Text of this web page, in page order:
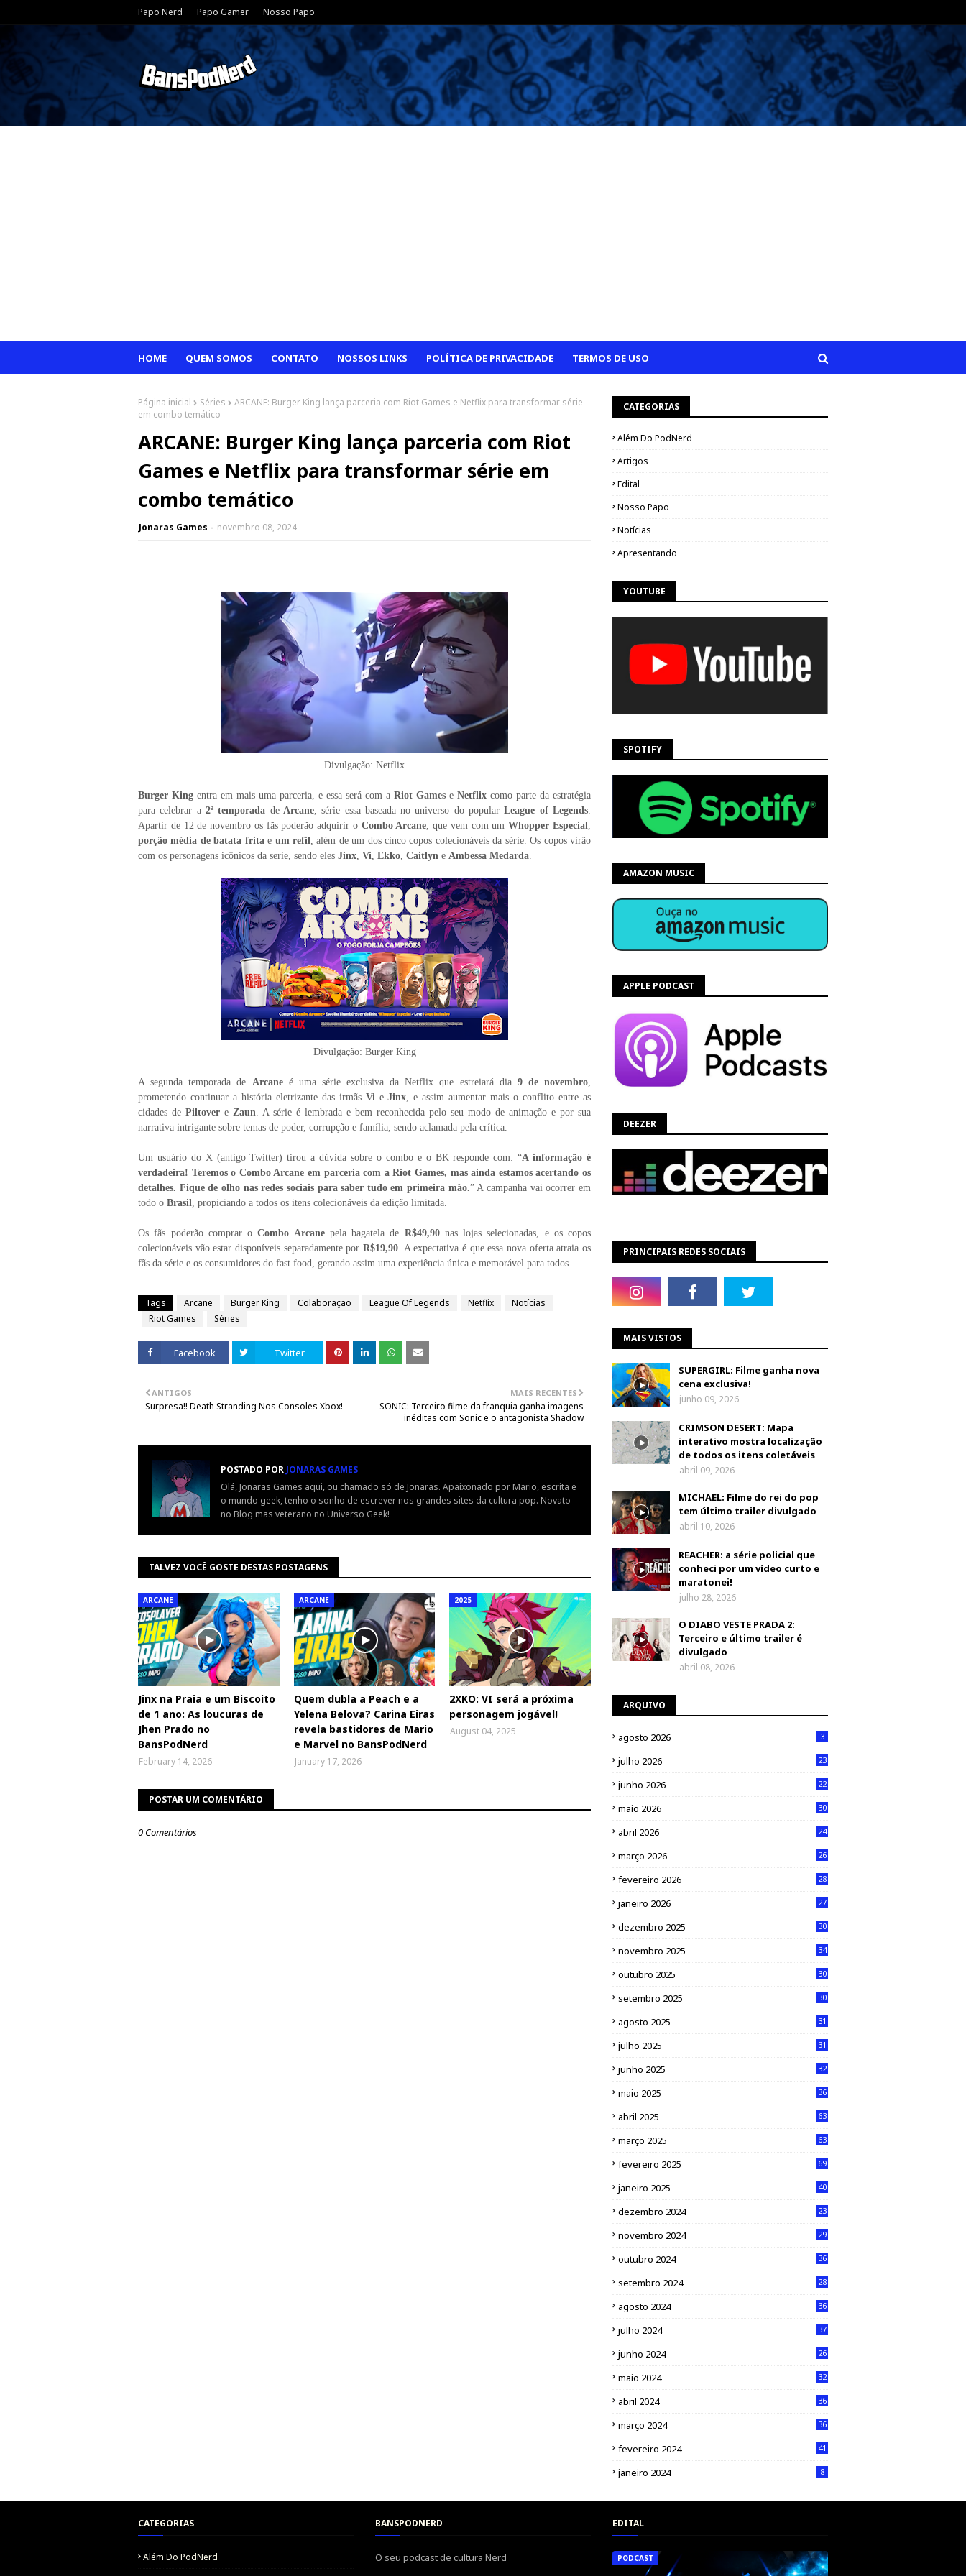
Papo Nerd Papo Gamer Nosso Papo
HOME QUEM SOMOS CONTATO NOSSOS LINKS POLÍTICA DE PRIVACIDADE TERMOS DE USO
Página inicial Séries
ARCANE: Burger King lança parceria com Riot Games e Netflix para transformar série
em combo temático
ARCANE: Burger King lança parceria com Riot
Games e Netflix para transformar série em
combo temático
Jonaras Games novembro 08, 2024
Divulgação: Netflix
Burger King entra em mais uma parceria, e essa será com a Riot Games e Netflix como parte da estratégia
para celebrar a 2ª temporada deArcane, série essa baseada no universo do popularLeague of Legends.
Apartir de 12 de novembro os fãs poderão adquirir o Combo Arcane, que vem com umWhopper Especial,
porção média de batata fritae um refil, além de um dos cinco copos colecionáveis da série. Os copos virão
com os personagens icônicos da serie, sendo eles Jinx, Vi, Ekko, Caitlyn e Ambessa Medarda.
Divulgação: Burger King
A segunda temporada de Arcane é uma série exclusiva da Netflix que estreiará dia 9 de novembro,
prometendo continuar a história eletrizante das irmãs VieJinx, e assim aumentar mais o conflito entre as
cidades de Piltover e Zaun. A série é lembrada e bem reconhecida pelo seu modo de animação e por sua
narrativa intrigante sobre temas de poder, corrupção e família, sendo aclamada pela crítica.
Um usuário do X (antigo Twitter) tirou a dúvida sobre o combo e o BK responde com: “A informação é
verdadeira! Teremos o Combo Arcane em parceria com a Riot Games, mas ainda estamos acertando os
detalhes. Fique de olho nas redes sociais para saber tudo em primeira mão.” A campanha vai ocorrer em
todo o Brasil, propiciando a todos os itens colecionáveis da edição limitada.
Os fãs poderão comprar oCombo Arcanepela bagatela de R$49,90nas lojas selecionadas, e os copos
colecionáveis vão estar disponíveis separadamente por R$19,90. A expectativa é que essa nova oferta atraia os
fãs da série e os consumidores do fast food, gerando assim uma experiência única e memorável para todos.
Tags Arcane Burger King Colaboração League Of Legends Netflix
Notícias
Riot Games
Séries
Facebook Twitter
MAIS RECENTES
SONIC: Terceiro filme da franquia ganha imagens
inéditas com Sonic e o antagonista Shadow
ANTIGOS
Surpresa!! Death Stranding Nos Consoles Xbox!
POSTADO POR JONARAS GAMES
Olá, Jonaras Games aqui, ou chamado só de Jonaras. Apaixonado por Mario, escrita e
o mundo geek, tenho o sonho de escrever nos grandes sites da cultura pop. Novato
no Blog mas veterano no Universo Geek!
TALVEZ VOCÊ GOSTE DESTAS POSTAGENS
ARCANE
Jinx na Praia e um Biscoito
de 1 ano: As loucuras de
Jhen Prado no
BansPodNerd
February 14, 2026
ARCANE
Quem dubla a Peach e a
Yelena Belova? Carina Eiras
revela bastidores de Mario
e Marvel no BansPodNerd
January 17, 2026
2025
2XKO: VI será a próxima
personagem jogável!
August 04, 2025
POSTAR UM COMENTÁRIO
0 Comentários
CATEGORIAS
Além Do PodNerd
Artigos
Edital
Nosso Papo
Notícias
Apresentando
YOUTUBE
SPOTIFY
AMAZON MUSIC
APPLE PODCAST
DEEZER
PRINCIPAIS REDES SOCIAIS
MAIS VISTOS
SUPERGIRL: Filme ganha nova
cena exclusiva!
junho 09, 2026
CRIMSON DESERT: Mapa
interativo mostra localização
de todos os itens coletáveis
abril 09, 2026
MICHAEL: Filme do rei do pop
tem último trailer divulgado
abril 10, 2026
REACHER: a série policial que
conheci por um vídeo curto e
maratonei!
julho 28, 2026
O DIABO VESTE PRADA 2:
Terceiro e último trailer é
divulgado
abril 08, 2026
ARQUIVO
agosto 2026 3
julho 2026 23
junho 2026 22
maio 2026 30
abril 2026 24
março 2026 26
fevereiro 2026 28
janeiro 2026 27
dezembro 2025 30
novembro 2025 34
outubro 2025 30
setembro 2025 30
agosto 2025 31
julho 2025 31
junho 2025 32
maio 2025 36
abril 2025 63
março 2025 63
fevereiro 2025 69
janeiro 2025 40
dezembro 2024 23
novembro 2024 29
outubro 2024 36
setembro 2024 28
agosto 2024 36
julho 2024 37
junho 2024 26
maio 2024 32
abril 2024 36
março 2024 36
fevereiro 2024 41
janeiro 2024 8
CATEGORIAS
Além Do PodNerd
BANSPODNERD
O seu podcast de cultura Nerd
EDITAL
PODCAST